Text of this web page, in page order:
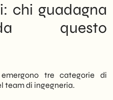
chi guadagna
questo
tre categorie di
team di ingegneria.